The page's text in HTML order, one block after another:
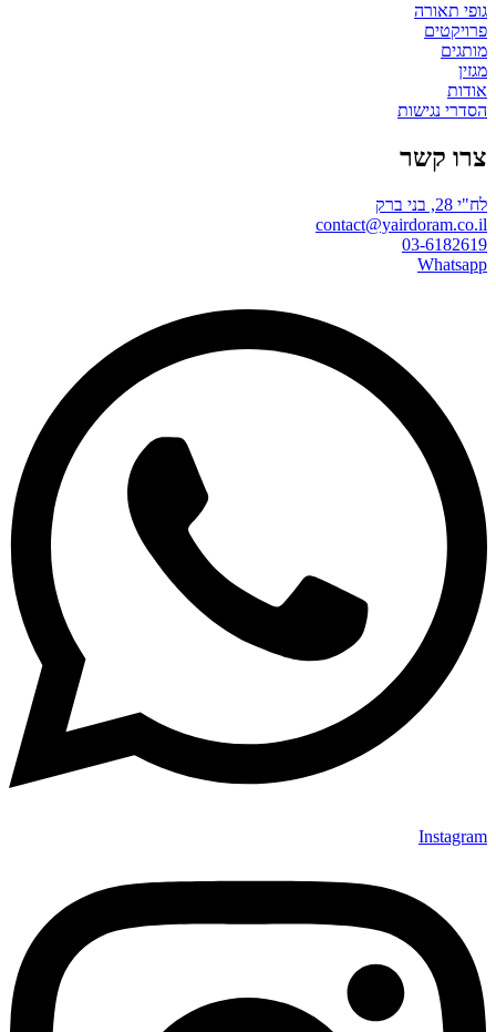
גופי תאורה
פרויקטים
מותגים
מגזין
אודות
הסדרי נגישות
צרו קשר
לח"י 28, בני ברק
contact@yairdoram.co.il
03-6182619
Whatsapp
Instagram